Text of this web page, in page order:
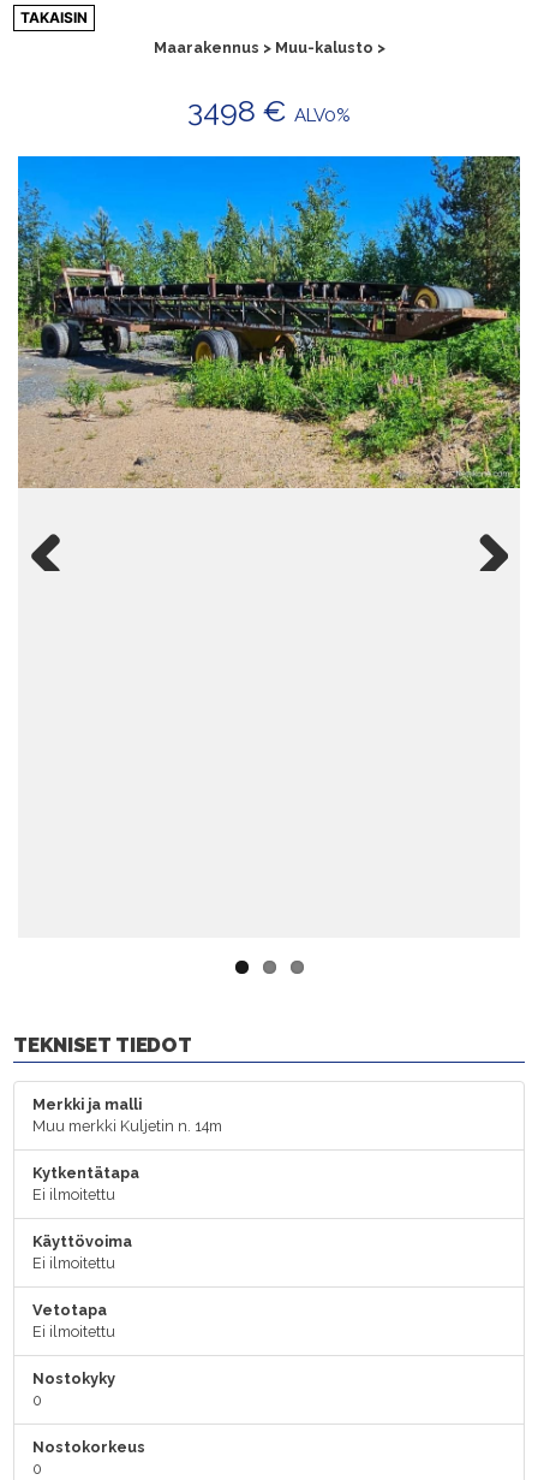
Siirry
sisältöön
TAKAISIN
Maarakennus > Muu-kalusto >
3498 € ALV0%
TEKNISET TIEDOT
Merkki ja malli
Muu merkki Kuljetin n. 14m
Kytkentätapa
Ei ilmoitettu
Käyttövoima
Ei ilmoitettu
Vetotapa
Ei ilmoitettu
Nostokyky
0
Nostokorkeus
0